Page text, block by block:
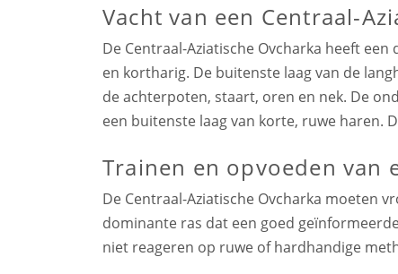
Vacht van een Centraal-
De Centraal-Aziatische Ovcharka heeft
en kortharig. De buitenste laag van de
de achterpoten, staart, oren en nek. De
een buitenste laag van korte, ruwe haren.
Trainen en opvoeden van
De Centraal-Aziatische Ovcharka moeten
dominante ras dat een goed
niet reageren op ruwe of hardhandige